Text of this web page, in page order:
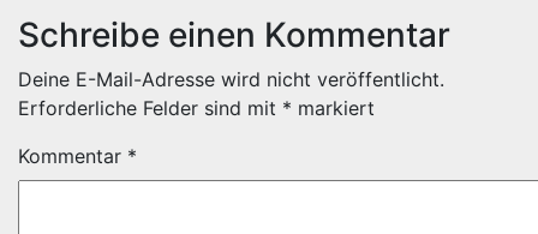
Schreibe einen Kommentar
Deine E-Mail-Adresse wird nicht veröffentlicht.
Erforderliche Felder sind mit * markiert
Kommentar *